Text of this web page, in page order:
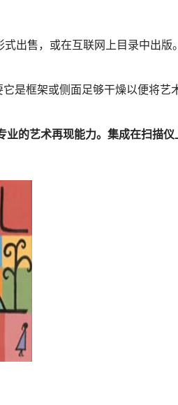
出售，或在互联网上目录中出版
是框架或侧面足够干燥以便将艺
的艺术再现能力。集成在扫描仪